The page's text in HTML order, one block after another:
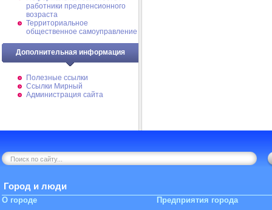
работники предпенсионного
возраста
Территориальное
общественное самоуправление
Дополнительная информация
Полезные ссылки
Ссылки Мирный
Администрация сайта
Город и люди
О городе Предприятия города